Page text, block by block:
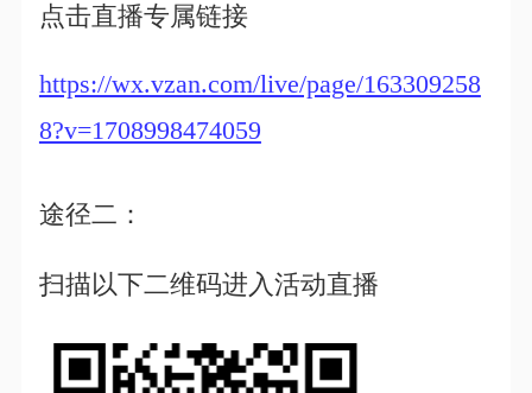
点击直播专属链接
https://wx.vzan.com/live/page/163309258
8?v=1708998474059
途径二：
扫描以下二维码进入活动直播